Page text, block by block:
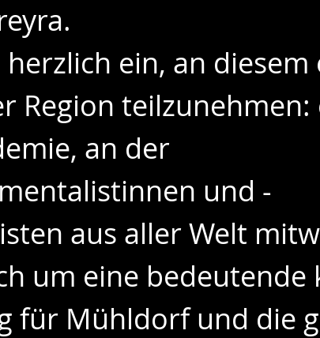
herzlich ein, an
Region
an der
und -
aus aller Welt
um eine
für Mühldorf und die